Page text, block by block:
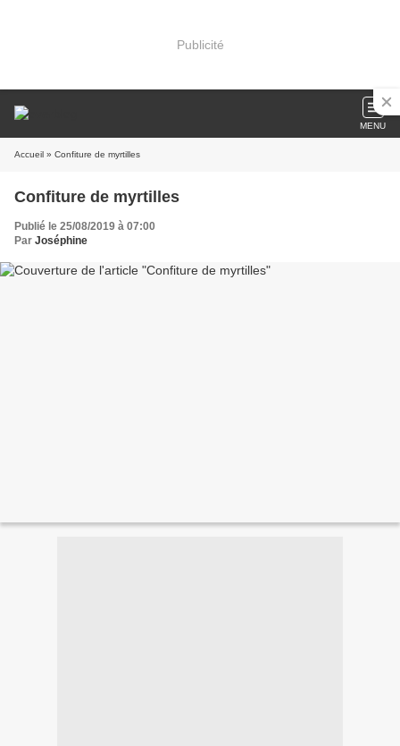
Publicité
MENU
Accueil » Confiture de myrtilles
Confiture de myrtilles
Publié le 25/08/2019 à 07:00
Par Joséphine